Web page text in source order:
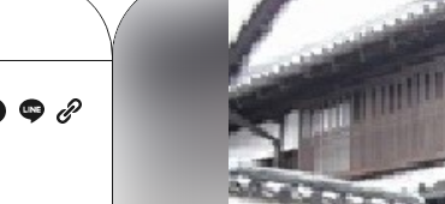
아트
사이클링
쇼핑
스포츠
나이트 라이프
배움과
기준
치유
Dive! Hiroshima 공식 가이드
Hiroshima Moshimo Travel
히로
아키(
비북(
보조 트래픽 요약
시설 혼잡 상황
게이호쿠(芸北)
미야지마(宮島) 주변
야마구치(山口)현
비북(備北)
게이호쿠(芸北)
미야지마(宮
야마구치(山口
에히메(愛媛)현
자주 묻는 질문